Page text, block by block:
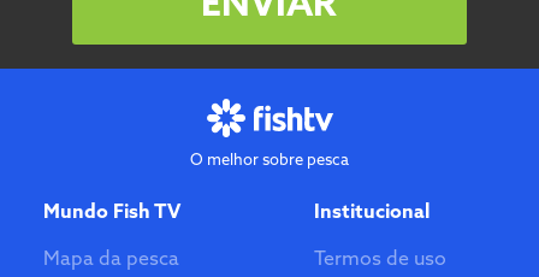
O melhor sobre pesca
Mundo Fish TV
Mapa da pesca
Institucional
Termos de uso